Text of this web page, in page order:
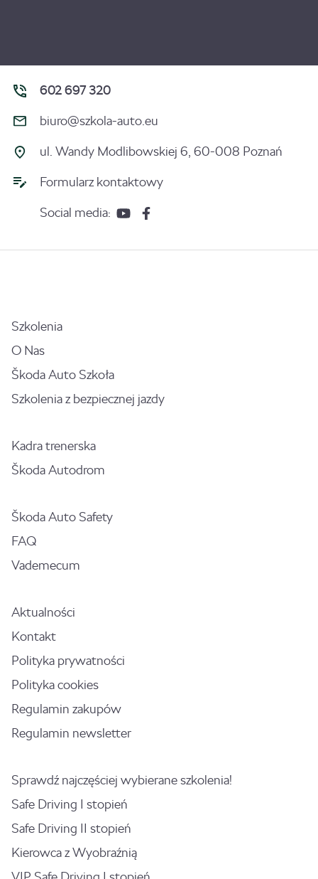
602 697 320
biuro@szkola-auto.eu
ul. Wandy Modlibowskiej 6, 60-008 Poznań
Formularz kontaktowy
Social media:
Szkolenia
O Nas
Škoda Auto Szkoła
Szkolenia z bezpiecznej jazdy
Kadra trenerska
Škoda Autodrom
Škoda Auto Safety
FAQ
Vademecum
Aktualności
Kontakt
Polityka prywatności
Polityka cookies
Regulamin zakupów
Regulamin newsletter
Sprawdź najczęściej wybierane szkolenia!
Safe Driving I stopień
Safe Driving II stopień
Kierowca z Wyobraźnią